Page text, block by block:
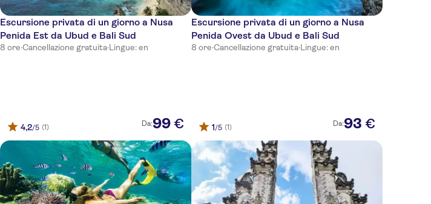
Escursione privata di un giorno a Nusa
Penida Est da Ubud e Bali Sud
8 ore·Cancellazione gratuita·Lingue: en
4,2/5 (1) Da:99 €
Escursione privata di un giorno a Nusa
Penida Ovest da Ubud e Bali Sud
8 ore·Cancellazione gratuita·Lingue: en
1/5 (1) Da:93 €